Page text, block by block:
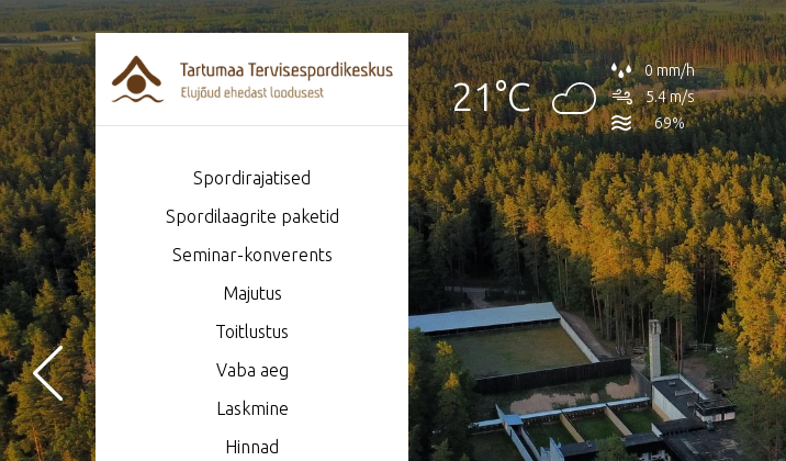
Spordirajatised
Spordilaagrite paketid
Seminar-konverents
Majutus
Toitlustus
Vaba aeg
Laskmine
Hinnad
21°C
0 mm/h
5.4 m/s
69%